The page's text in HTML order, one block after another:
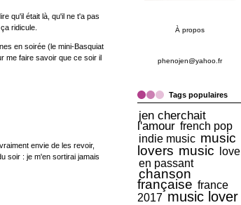
qu'il était là, qu'il ne t'a pas
ridicule.
en soirée (le mini-Basquiat
me faire savoir que ce soir il
envie de les revoir,
soir : je m'en sortirai jamais
À propos
phenojen@yahoo.fr
Tags populaires
jen cherchait
l'amour french pop
indie music music
lovers music
love
en passant
chanson
française france
2017 music lover